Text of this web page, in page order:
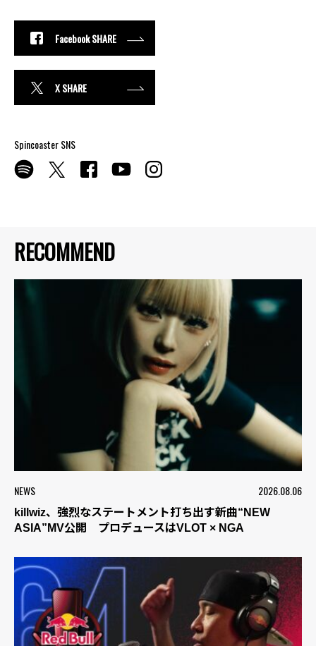
RECOMMEND
NEWS 2026.08.06
killwiz、強烈なステートメント打ち出す新曲“NEW
ASIA”MV公開 プロデュースはVLOT × NGA
Facebook SHARE
X SHARE
Spincoaster SNS